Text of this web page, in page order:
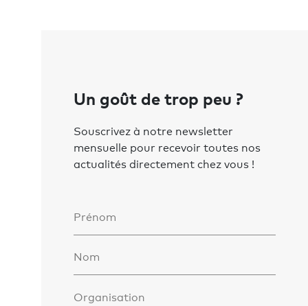
Un goût de trop peu ?
Souscrivez à notre newsletter
mensuelle pour recevoir toutes nos
actualités directement chez vous !